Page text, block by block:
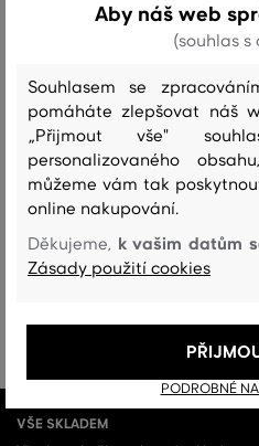
Stříbrná barva pouzdra
Stříbrná barva tahu
Ručičkový ciferník
Bílá barva ciferníku
Ciferník s dvanácti indexy
Materiál skla - minerální sklo
Odolné proti vodě během
Datum
VŠE SKLADEM
Aby náš web
(souhlas s
Souhlasem se
pomáháte zlepšovat náš
„Přijmout vše"
personalizovaného
můžeme vám tak
online nakupování.
Děkujeme, k vašim datům
Zásady použití cookies
PODROBNÉ